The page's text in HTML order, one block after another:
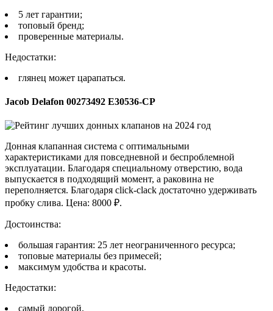
5 лет гарантии;
топовый бренд;
проверенные материалы.
Недостатки:
глянец может царапаться.
Jacob Delafon 00273492 E30536-CP
Донная клапанная система с оптимальными
характеристиками для повседневной и беспроблемной
эксплуатации. Благодаря специальному отверстию, вода
выпускается в подходящий момент, а раковина не
переполняется. Благодаря click-clack достаточно удерживать
пробку слива. Цена: 8000 ₽.
Достоинства:
большая гарантия: 25 лет неограниченного ресурса;
топовые материалы без примесей;
максимум удобства и красоты.
Недостатки:
самый дорогой.